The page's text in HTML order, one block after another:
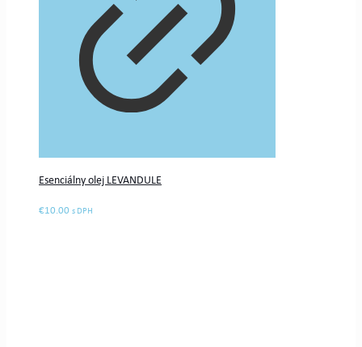
Esenciálny olej LEVANDULE
€10.00 s DPH